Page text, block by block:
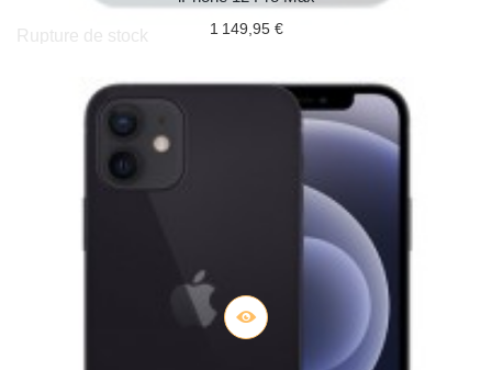
Rupture de stock 1 149,95 €